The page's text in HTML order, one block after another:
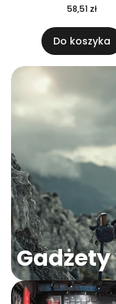
58,51 zł
Do koszyka